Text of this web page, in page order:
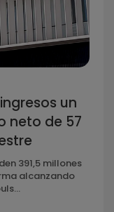
un
neto de 57
391,5 millones
alcanzando